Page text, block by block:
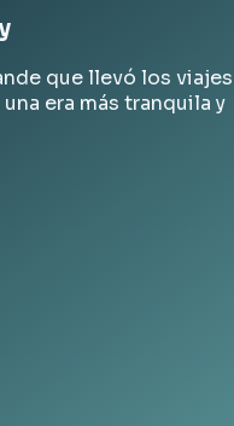
que llevó los viajes
era más tranquila y